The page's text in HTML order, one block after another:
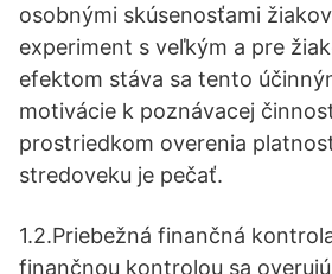
osobnými skúsenosťami
experiment s veľkým a pre
efektom stáva sa tento
motivácie k poznávacej
prostriedkom overenia
stredoveku je pečať.
1.2.Priebežná finančná
finančnou kontrolou sa